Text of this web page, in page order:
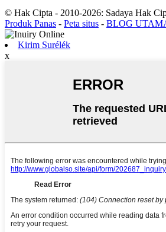
© Hak Cipta - 2010-2026: Sadaya Hak
Produk Panas - Peta situs - BLOG
Kirim Surélék
x